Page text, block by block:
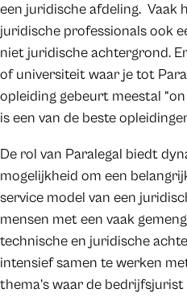
een juridische afdeling. Vaak
juridische professionals ook
niet juridische achtergrond.
of universiteit waar je tot
opleiding gebeurt meestal
is een van de beste
De rol van Paralegal biedt
mogelijkheid om een
service model van een
mensen met een vaak
technische en juridische
intensief samen te werken
thema’s waar de